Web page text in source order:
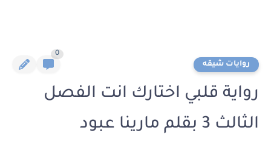
روايات شيقه
0
رواية قلبي اختارك انت الفصل
الثالث 3 بقلم مارينا عبود